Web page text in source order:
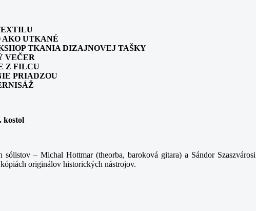
AKO UTKANÉ
TKANIA DIZAJNOVEJ TAŠKY
VEČER
Z FILCU
PRIADZOU
kostol
sólistov – Michal Hottmar (theorba, baroková gitara) a Sándor
originálov historických nástrojov.